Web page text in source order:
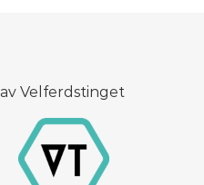
Velferdstinget